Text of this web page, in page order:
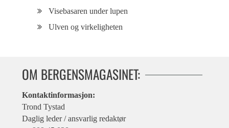
Visebasaren under lupen
Ulven og virkeligheten
OM BERGENSMAGASINET:
Kontaktinformasjon:
Trond Tystad
Daglig leder / ansvarlig redaktør